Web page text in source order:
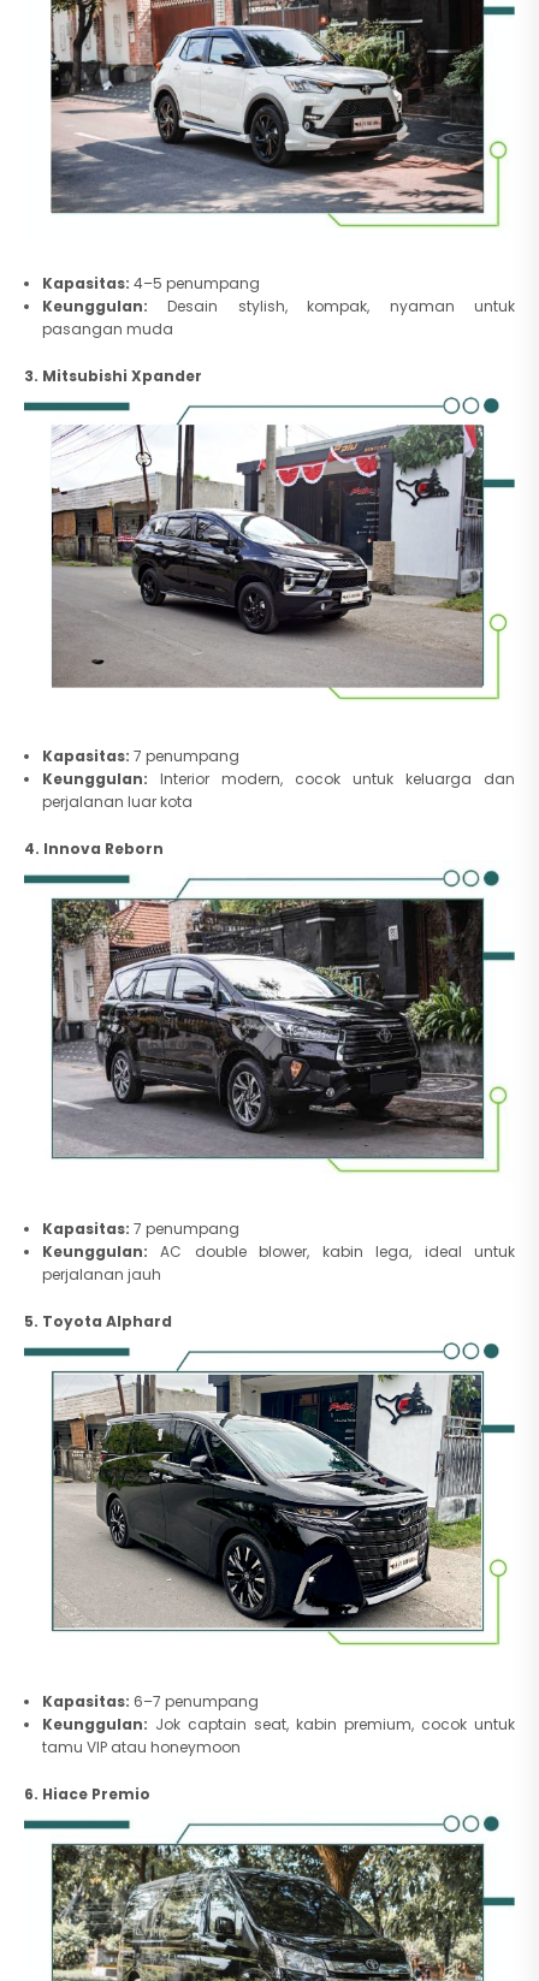
Kapasitas: 4–5 penumpang
Keunggulan: Desain stylish, kompak, nyaman untuk
pasangan muda
3. Mitsubishi Xpander
Kapasitas: 7 penumpang
Keunggulan: Interior modern, cocok untuk keluarga dan
perjalanan luar kota
4. Innova Reborn
Kapasitas: 7 penumpang
Keunggulan: AC double blower, kabin lega, ideal untuk
perjalanan jauh
5. Toyota Alphard
Kapasitas: 6–7 penumpang
Keunggulan: Jok captain seat, kabin premium, cocok untuk
tamu VIP atau honeymoon
6. Hiace Premio